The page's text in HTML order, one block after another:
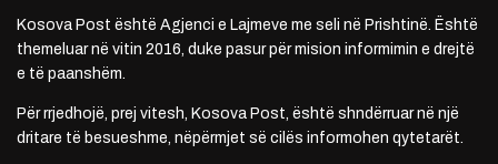
Kosova Post është Agjenci e Lajmeve me seli në Prishtinë. Është
themeluar në vitin 2016, duke pasur për mision informimin e drejtë
e të paanshëm.
Për rrjedhojë, prej vitesh, Kosova Post, është shndërruar në një
dritare të besueshme, nëpërmjet së cilës informohen qytetarët.